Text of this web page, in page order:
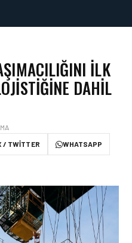
İLK
DAHIL
/ TWITTER WHATSAPP